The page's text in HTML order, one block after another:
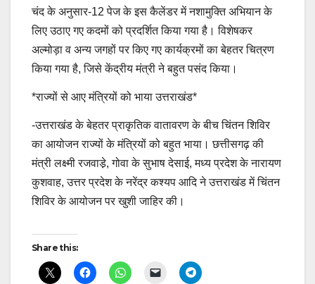
चंद के अनुसार-12 पेज के इस कैलेंडर में नशामुक्ति अभियान के
लिए उठाए गए कदमों को प्रदर्शित किया गया है। विशेषकर
अल्मोड़ा व अन्य जगहों पर किए गए कार्यक्रमों का बेहतर चित्रण
किया गया है, जिसे केंद्रीय मंत्री ने बहुत पसंद किया।
*राज्यों से आए मंत्रियों को भाया उत्तराखंड*
-उत्तराखंड के बेहतर प्राकृतिक वातावरण के बीच चिंतन शिविर
का आयोजन राज्यों के मंत्रियों को बहुत भाया। छत्तीसगढ़ की
मंत्री लक्ष्मी रजवाडे़, गोवा के सुभाष देसाई, मध्य प्रदेश के नारायण
कुशवाह, उत्तर प्रदेश के नरेंद्र कश्यप आदि ने उत्तराखंड में चिंतन
शिविर के आयोजन पर खुशी जाहिर की।
Continue
Reading
Share this: